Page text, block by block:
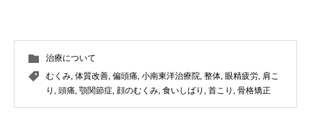
治療について
むくみ, 体質改善, 偏頭痛, 小南東洋治療院, 整体, 眼精疲労, 肩こ
り , 頭痛, 顎関節症, 顔のむくみ, 食いしばり , 首こり , 骨格矯正